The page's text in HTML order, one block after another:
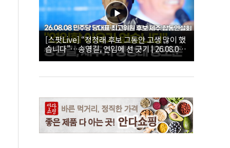
[스팟Live] “정청래 후보 그동안 고생 많이 했
습니다”…송영길, 연임에 선 긋기 | 26.08.08
더불어민주당 당대표·최고위원 후보 제주 합